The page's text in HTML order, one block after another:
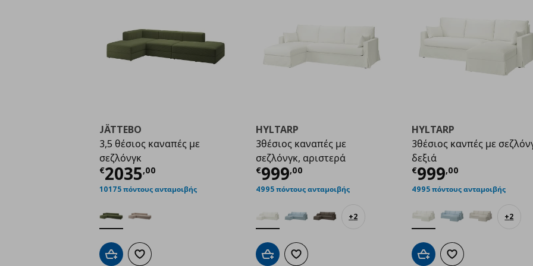
JÄTTEBO
3,5 θέσιος καναπές με
σεζλόνγκ
€2035,00
Τρέχουσα τιμή € 2035,00
10175 πόντους ανταμοιβής
Προσθήκη στο καλάθι
Προσθήκη στα αγαπημένα
+2
HYLTARP
3θέσιος καναπές με
σεζλόνγκ, αριστερά
€999,00
Τρέχουσα τιμή € 999,00
4995 πόντους ανταμοιβής
Προσθήκη στο καλάθι
Προσθήκη στα αγαπημένα
+2
HYLTARP
3θέσιος κανπές με
δεξιά
€999,00
Τρέχουσα τιμή
4995 πόντους ανταμοιβής
Προσθήκη στο καλάθι
Προσθήκη στα